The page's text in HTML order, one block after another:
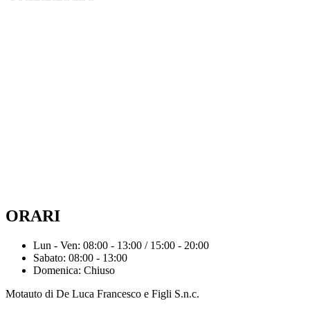
ORARI
Lun - Ven: 08:00 - 13:00 / 15:00 - 20:00
Sabato: 08:00 - 13:00
Domenica: Chiuso
Motauto di De Luca Francesco e Figli S.n.c.